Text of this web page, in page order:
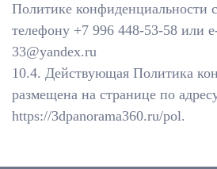
Политике конфиденциальности
телефону +7 996 448-53-58 или
33@yandex.ru
10.4. Действующая Политика
размещена на странице по
https://3dpanorama360.ru/pol.